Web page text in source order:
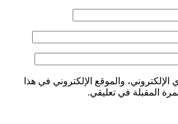
والموقع الإلكتروني في هذا
المقبلة في تعليقي.